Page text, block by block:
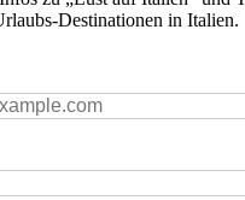
Destinationen in Italien.